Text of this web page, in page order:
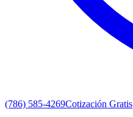
(786) 585-4269Cotización Gratis